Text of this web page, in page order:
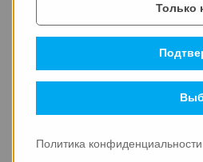
14.01.2026
Только
Политика конфиденциальности